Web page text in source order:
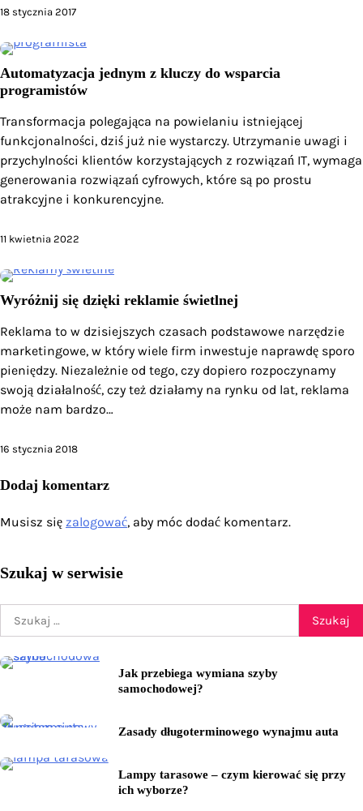
18 stycznia 2017
Automatyzacja jednym z kluczy do wsparcia
programistów
Transformacja polegająca na powielaniu istniejącej
funkcjonalności, dziś już nie wystarczy. Utrzymanie uwagi i
przychylności klientów korzystających z rozwiązań IT, wymaga
generowania rozwiązań cyfrowych, które są po prostu
atrakcyjne i konkurencyjne.
11 kwietnia 2022
Wyróżnij się dzięki reklamie świetlnej
Reklama to w dzisiejszych czasach podstawowe narzędzie
marketingowe, w który wiele firm inwestuje naprawdę sporo
pieniędzy. Niezależnie od tego, czy dopiero rozpoczynamy
swoją działalność, czy też działamy na rynku od lat, reklama
może nam bardzo…
16 stycznia 2018
Dodaj komentarz
Musisz się zalogować, aby móc dodać komentarz.
Szukaj w serwisie
Szukaj:
Jak przebiega wymiana szyby
samochodowej?
Zasady długoterminowego wynajmu auta
Lampy tarasowe – czym kierować się przy
ich wyborze?